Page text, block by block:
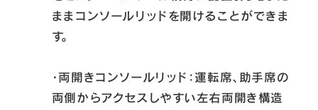
ままコンソールリッドを開けることができま
す。
・両開きコンソールリッド：運転席、助手席の
両側からアクセスしやすい左右両開き構造